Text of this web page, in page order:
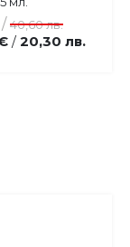
/ 20,30 лв.
/40,60 лв.